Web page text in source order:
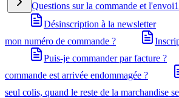
Questions sur la commande et l'envoi
Désinscription à la newsletter
mon numéro de commande ?
Puis-je commander par facture ?
commande est arrivée endommagée ?
seul colis, quand le reste de la marchandise